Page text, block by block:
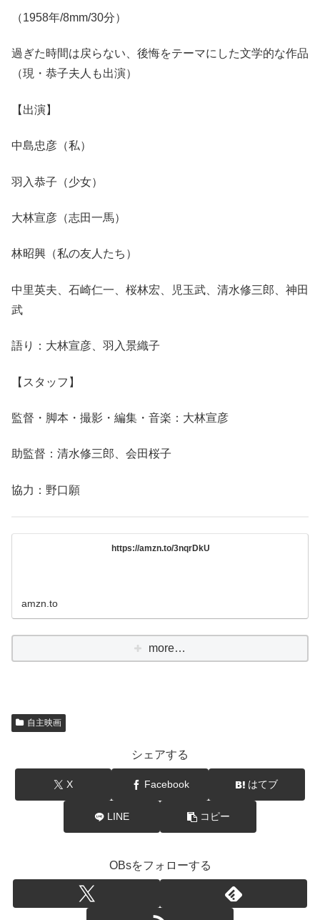
（1958年/8mm/30分）
過ぎた時間は戻らない、後悔をテーマにした文学的な作品
（現・恭子夫人も出演）
【出演】
中島忠彦（私）
羽入恭子（少女）
大林宣彦（志田一馬）
林昭興（私の友人たち）
中里英夫、石崎仁一、桜林宏、児玉武、清水修三郎、神田
武
語り：大林宣彦、羽入景織子
【スタッフ】
監督・脚本・撮影・編集・音楽：大林宣彦
助監督：清水修三郎、会田桜子
協力：野口願
https://amzn.to/3nqrDkU
amzn.to
more…
自主映画
シェアする
X Facebook はてブ
LINE コピー
OBsをフォローする